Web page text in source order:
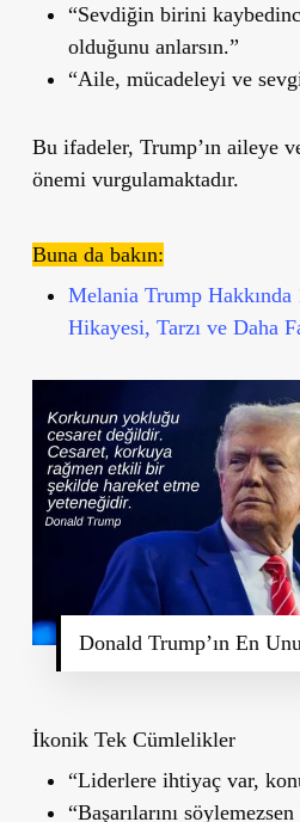
“Sevdiğin birini
olduğunu anlarsın.”
“Aile, mücadeleyi ve
Bu ifadeler, Trump’ın aileye
önemi vurgulamaktadır.
Buna da bakın:
Melania Trump
Hikayesi, Tarzı ve Daha
Donald Trump’ın En
İkonik Tek Cümlelikler
“Liderlere ihtiyaç var,
“Başarılarını